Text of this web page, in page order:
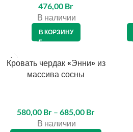
476,00 Br
В наличии
В КОРЗИНУ
Кровать чердак «Энни» из
массива сосны
580,00 Br – 685,00 Br
В наличии